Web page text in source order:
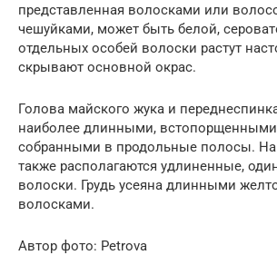
представленная волосками или
чешуйками, может быть белой,
отдельных особей волоски растут
скрывают основной окрас.
Голова майского жука и
наиболее длинными,
собранными в продольные полосы.
также располагаются удлиненные,
волоски. Грудь усеяна длинными
волосками.
Автор фото: Petrova